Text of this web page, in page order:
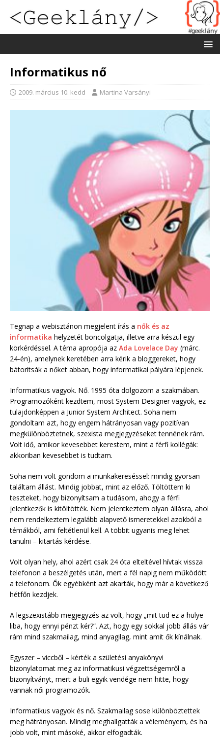
Informatikus nő
2009. március 10. kedd Martina Varsányi
Tegnap a webisztánon megjelent írás a nők és az
informatika helyzetét boncolgatja, illetve arra készül egy
körkérdéssel. A téma apropója az Ada Lovelace Day (márc.
24-én), amelynek keretében arra kérik a bloggereket, hogy
bátorítsák a nőket abban, hogy informatikai pályára lépjenek.
Informatikus vagyok. Nő. 1995 óta dolgozom a szakmában.
Programozóként kezdtem, most System Designer vagyok, ez
tulajdonképpen a Junior System Architect. Soha nem
gondoltam azt, hogy engem hátrányosan vagy pozitívan
megkülönböztetnek, szexista megjegyzéseket tennének rám.
Volt idő, amikor kevesebbet kerestem, mint a férfi kollégák:
akkoriban kevesebbet is tudtam.
Soha nem volt gondom a munkakereséssel: mindig gyorsan
találtam állást. Mindig jobbat, mint az előző. Töltöttem ki
teszteket, hogy bizonyítsam a tudásom, ahogy a férfi
jelentkezők is kitöltötték. Nem jelentkeztem olyan állásra, ahol
nem rendelkeztem legalább alapvető ismeretekkel azokból a
témákból, ami feltétlenül kell. A többit ugyanis meg lehet
tanulni – kitartás kérdése.
Volt olyan hely, ahol azért csak 24 óta elteltével hívtak vissza
telefonon a beszélgetés után, mert a fél napig nem működött
a telefonom. Ők egyébként azt akarták, hogy már a következő
hétfőn kezdjek.
A legszexistább megjegyzés az volt, hogy „mit tud ez a hülye
liba, hogy ennyi pénzt kér?”. Azt, hogy egy sokkal jobb állás vár
rám mind szakmailag, mind anyagilag, mint amit ők kínálnak.
Egyszer – viccből – kérték a születési anyakönyvi
bizonylatomat meg az informatikusi végzettségemről a
bizonyítványt, mert a buli egyik vendége nem hitte, hogy
vannak női programozók.
Informatikus vagyok és nő. Szakmailag sose különböztettek
meg hátrányosan. Mindig meghallgatták a véleményem, és ha
jobb volt, mint másoké, akkor elfogadták.